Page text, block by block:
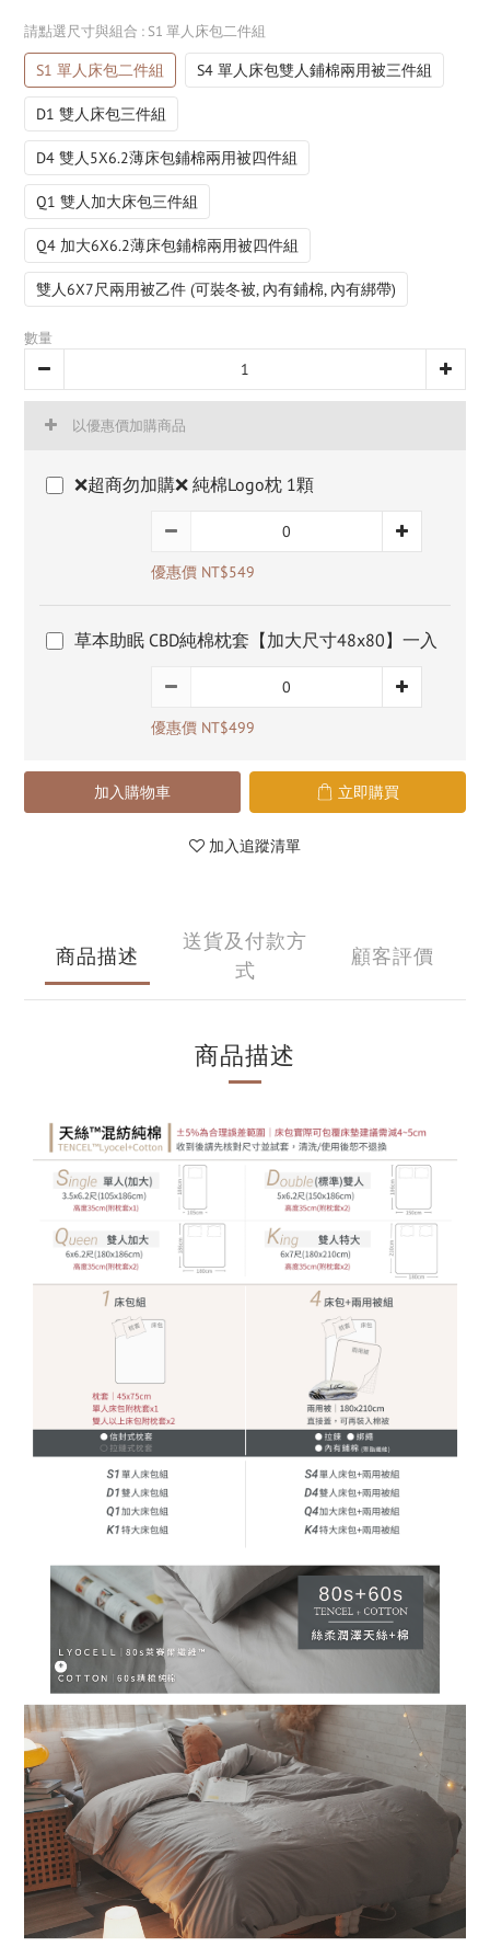
請點選尺寸與組合 : S1 單人床包二件組
S1 單人床包二件組 S4 單人床包雙人鋪棉兩用被三件組
D1 雙人床包三件組
D4 雙人5X6.2薄床包鋪棉兩用被四件組
Q1 雙人加大床包三件組
Q4 加大6X6.2薄床包鋪棉兩用被四件組
雙人6X7尺兩用被乙件 (可裝冬被, 內有鋪棉, 內有綁帶)
數量
以優惠價加購商品
❌超商勿加購❌ 純棉Logo枕 1顆
優惠價 NT$549
草本助眠 CBD純棉枕套【加大尺寸48x80】一入
優惠價 NT$499
加入購物車 立即購買
加入追蹤清單
商品描述
送貨及付款方
式
顧客評價
商品描述